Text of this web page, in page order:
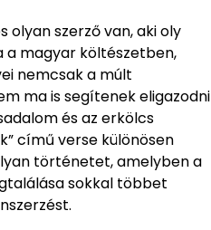
olyan szerző van, aki oly
magyar költészetben,
nemcsak a múlt
ma is segítenek eligazodni
és az erkölcs
című verse különösen
történetet, amelyben a
sokkal többet